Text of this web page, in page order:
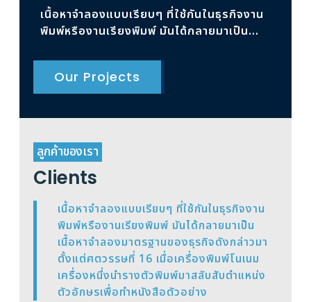
เนื้อหาจำลองแบบเรียบๆ ที่ใช้กันในธุรกิจงาน
พิมพ์หรืองานเรียงพิมพ์ มันได้กลายมาเป็น
Our Projects
ลูกค้าของเรา
Clients
เนื้อหาจำลองแบบเรียบๆ ที่ใช้กันในธุรกิจงาน
พิมพ์หรืองานเรียงพิมพ์ มันได้กลายมาเป็น
เนื้อหาจำลองมาตรฐานของธุรกิจดังกล่าวมา
ตั้งแต่ศตวรรษที่ 16 เมื่อเครื่องพิมพ์โนเนม
เครื่องหนึ่งนำรางตัวพิมพ์มาสลับสับตำแหน่ง
ตัวอักษรเพื่อทำหนังสือตัวอย่าง